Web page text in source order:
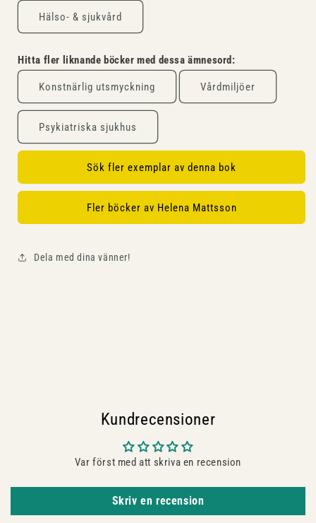
Hälso- & sjukvård
Hitta fler liknande böcker med dessa ämnesord:
Konstnärlig utsmyckning Vårdmiljöer
Psykiatriska sjukhus
Sök fler exemplar av denna bok
Fler böcker av Helena Mattsson
Dela med dina vänner!
Kundrecensioner
Var först med att skriva en recension
Skriv en recension